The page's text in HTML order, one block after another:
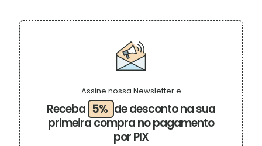
R$ 390,00
variantes.
opções
podem
ser
na
do
produto
Receba 5% de desconto na sua
primeira compra no pagamento
por PIX
Assine nossa Newsletter e